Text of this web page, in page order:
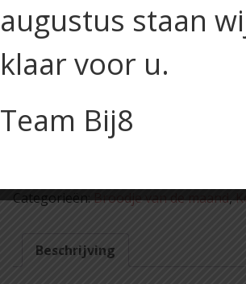
€9,50 Incl. btw
rosbief,
prei
mierikswortel
mayonaise,
Categorieën:Broodje van de maand,
Beschrijving
augustus staan
klaar voor u.
Team Bij8